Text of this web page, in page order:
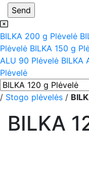
BILKA 200 g Plėvelė
Plėvelė BILKA 150 g
ALU 90 Plėvelė BILKA
Plėvelė
/ Stogo plėvelės /
BILKA